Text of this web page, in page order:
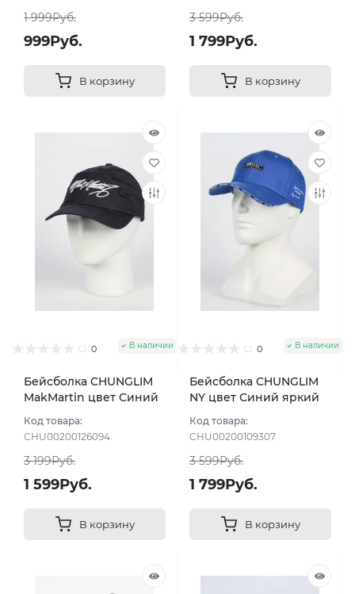
1 999Руб.
999Руб.
В корзину
3 599Руб.
1 799Руб.
В корзину
0 В наличии
Бейсболка CHUNGLIM
MakMartin цвет Синий
Код товара:
CHU00200126094
3 199Руб.
1 599Руб.
В корзину
0 В наличии
Бейсболка CHUNGLIM
NY цвет Синий яркий
Код товара:
CHU00200109307
3 599Руб.
1 799Руб.
В корзину